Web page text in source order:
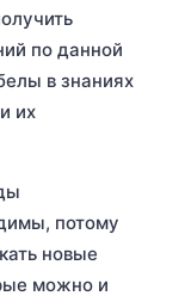
по данной
в знаниях
их
потому
новые
можно и